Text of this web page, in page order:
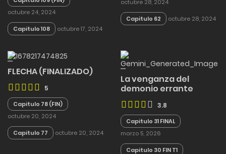
octubre 24, 2024
Capitulo 108 octubre 17, 2024
octubre 28, 2024
Capitulo 62 octubre 28, 2024
FLECHA (FINALIZADO)
5
Capitulo 78 (FIN)
octubre 20, 2024
Capitulo 77 octubre 20, 2024
La venganza del
demonio errante
3.8
Capitulo 31 FINAL
marzo 5, 2026
Capitulo 30 FIN T1